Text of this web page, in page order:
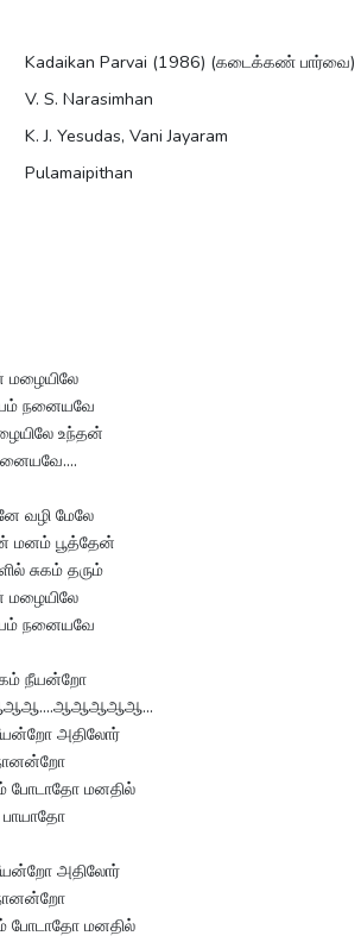
Kadaikan Parvai (1986) (கடைக்கண் பார்வை)
V. S. Narasimhan
K. J. Yesudas, Vani Jayaram
Pulamaipithan
நனையவே
உந்தன்
வழி மேலே
மனம் பூத்தேன்
சுகம் தரும்
நனையவே
நீயன்றோ
நீயன்றோ அதிலோர்
மனதில்
நீயன்றோ அதிலோர்
மனதில்